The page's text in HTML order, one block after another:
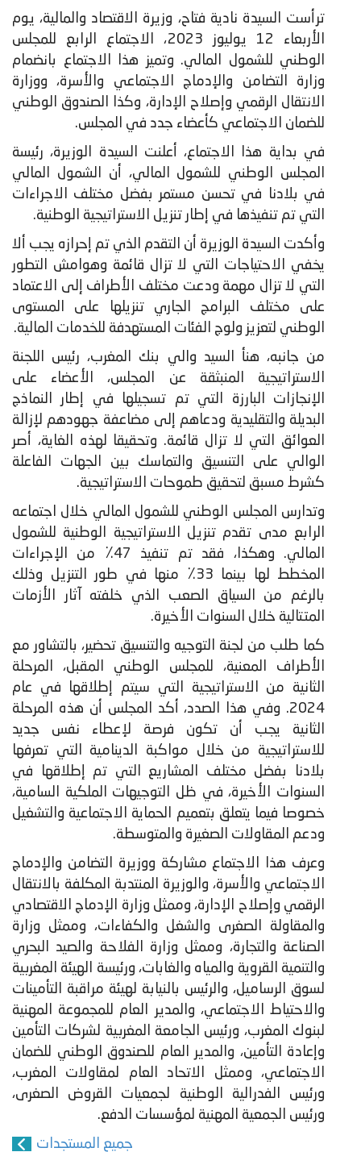
ترأست السيدة نادية فتاح، وزيرة الاقتصاد والمالية، يوم
الأربعاء 12 يوليوز 2023، الاجتماع الرابع للمجلس
الوطني للشمول المالي. وتميز هذا الاجتماع بانضمام
وزارة التضامن والإدماج الاجتماعي والأسرة، ووزارة
الانتقال الرقمي وإصلاح الإدارة، وكذا الصندوق الوطني
للضمان الاجتماعي كأعضاء جدد في المجلس.
في بداية هذا الاجتماع، أعلنت السيدة الوزيرة، رئيسة
المجلس الوطني للشمول المالي، أن الشمول المالي
في بلادنا في تحسن مستمر بفضل مختلف الاجراءات
التي تم تنفيذها في إطار تنزيل الاستراتيجية الوطنية.
وأكدت السيدة الوزيرة أن التقدم الذي تم إحرازه يجب ألا
يخفي الاحتياجات التي لا تزال قائمة وهوامش التطور
التي لا تزال مهمة ودعت مختلف الأطراف إلى الاعتماد
على مختلف البرامج الجاري تنزيلها على المستوى
الوطني لتعزيز ولوج الفئات المستهدفة للخدمات المالية.
من جانبه، هنأ السيد والي بنك المغرب، رئيس اللجنة
الاستراتيجية المنبثقة عن المجلس، الأعضاء على
الإنجازات البارزة التي تم تسجيلها في إطار النماذج
البديلة والتقليدية ودعاهم إلى مضاعفة جهودهم لإزالة
العوائق التي لا تزال قائمة. وتحقيقا لهذه الغاية، أصر
الوالي على التنسيق والتماسك بين الجهات الفاعلة
كشرط مسبق لتحقيق طموحات الاستراتيجية.
وتدارس المجلس الوطني للشمول المالي خلال اجتماعه
الرابع مدى تقدم تنزيل الاستراتيجية الوطنية للشمول
المالي. وهكذا، فقد تم تنفيذ 47٪ من الإجراءات
المخطط لها بينما 33٪ منها في طور التنزيل وذلك
بالرغم من السياق الصعب الذي خلفته آثار الأزمات
المتتالية خلال السنوات الأخيرة.
كما طلب من لجنة التوجيه والتنسيق تحضير، بالتشاور مع
الأطراف المعنية، للمجلس الوطني المقبل، المرحلة
الثانية من الاستراتيجية التي سيتم إطلاقها في عام
2024. وفي هذا الصدد، أكد المجلس أن هذه المرحلة
الثانية يجب أن تكون فرصة لإعطاء نفس جديد
للاستراتيجية من خلال مواكبة الدينامية التي تعرفها
بلادنا بفضل مختلف المشاريع التي تم إطلاقها في
السنوات الأخيرة، في ظل التوجيهات الملكية السامية،
خصوصا فيما يتعلق بتعميم الحماية الاجتماعية والتشغيل
ودعم المقاولات الصغيرة والمتوسطة.
وعرف هذا الاجتماع مشاركة ووزيرة التضامن والإدماج
الاجتماعي والأسرة، والوزيرة المنتدبة المكلفة بالانتقال
الرقمي وإصلاح الإدارة، وممثل وزارة الإدماج الاقتصادي
والمقاولة الصغرى والشغل والكفاءات، وممثل وزارة
الصناعة والتجارة، وممثل وزارة الفلاحة والصيد البحري
والتنمية القروية والمياه والغابات، ورئيسة الهيئة المغربية
لسوق الرساميل، والرئيس بالنيابة لهيئة مراقبة التأمينات
والاحتياط الاجتماعي، والمدير العام للمجموعة المهنية
لبنوك المغرب، ورئيس الجامعة المغربية لشركات التأمين
وإعادة التأمين، والمدير العام للصندوق الوطني للضمان
الاجتماعي، وممثل الاتحاد العام لمقاولات المغرب،
ورئيس الفدرالية الوطنية لجمعيات القروض الصغرى،
ورئيس الجمعية المهنية لمؤسسات الدفع.
جميع المستجدات